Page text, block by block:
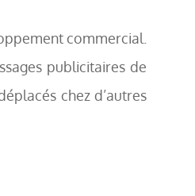
commercial.
publicitaires de
chez d’autres